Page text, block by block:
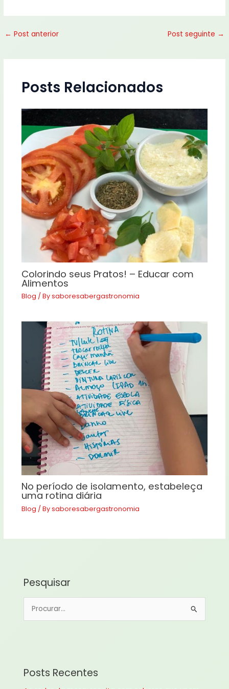
← Post anterior Post seguinte →
Posts Relacionados
Colorindo seus Pratos! – Educar com
Alimentos
Blog / Bysaboresabergastronomia
No período de isolamento, estabeleça
uma rotina diária
Blog / Bysaboresabergastronomia
Pesquisar
iPosts Recentes